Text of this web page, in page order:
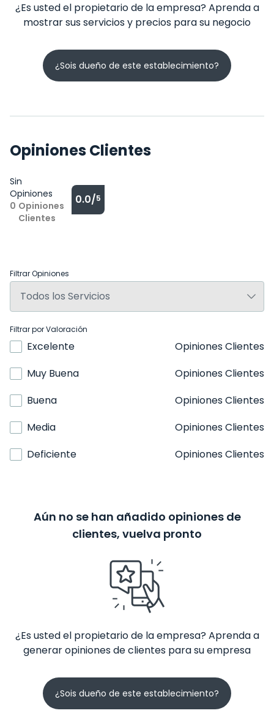
¿Es usted el propietario de la empresa? Aprenda a
mostrar sus servicios y precios para su negocio
¿Sois dueño de este establecimiento?
Opiniones Clientes
Sin
Opiniones
0 Opiniones
Clientes
0.0/5
Filtrar Opiniones
Filtrar por Valoración
Excelente
Opiniones Clientes
Muy Buena
Opiniones Clientes
Buena
Opiniones Clientes
Media
Opiniones Clientes
Deficiente
Opiniones Clientes
Aún no se han añadido opiniones de
clientes, vuelva pronto
¿Es usted el propietario de la empresa? Aprenda a
generar opiniones de clientes para su empresa
¿Sois dueño de este establecimiento?